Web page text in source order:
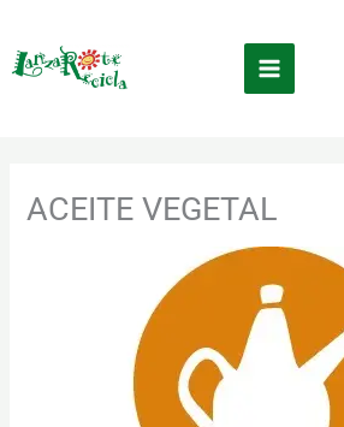
contenido
ACEITE VEGETAL